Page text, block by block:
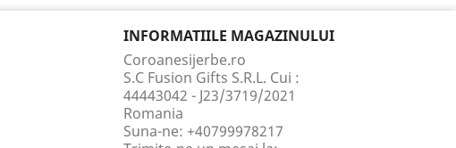
INFORMATIILE MAGAZINULUI
Coroanesijerbe.ro
S.C Fusion Gifts S.R.L. Cui :
44443042 - J23/3719/2021
Romania
Suna-ne: +40799978217